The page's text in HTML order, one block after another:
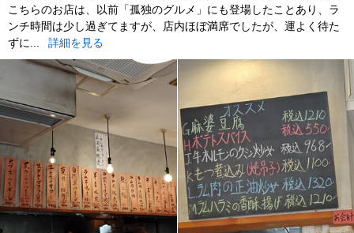
こちらのお店は、以前「孤独のグルメ」にも登場したことあり、ラ
ンチ時間は少し過ぎてますが、店内ほぼ満席でしたが、運よく待た
ずに...
詳細を見る